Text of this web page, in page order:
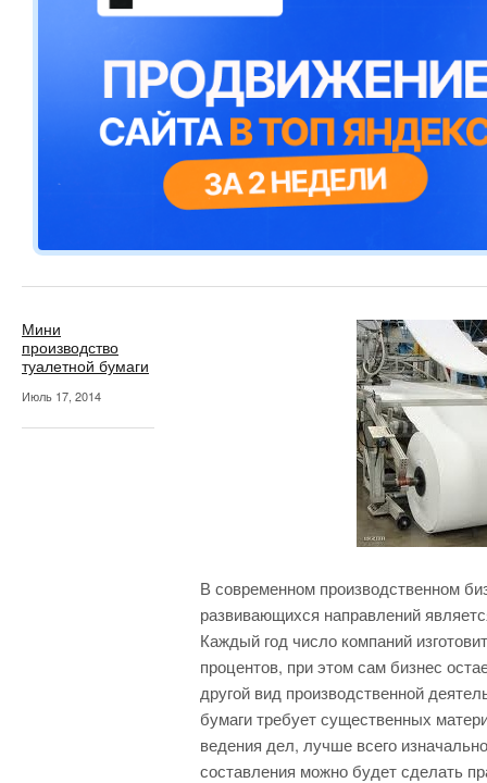
Мини
производство
туалетной бумаги
Июль 17, 2014
В современном производственном
развивающихся направлений
Каждый год число компаний
процентов, при этом сам бизнес
другой вид производственной
бумаги требует существенных
ведения дел, лучше всего
составления можно будет сделать